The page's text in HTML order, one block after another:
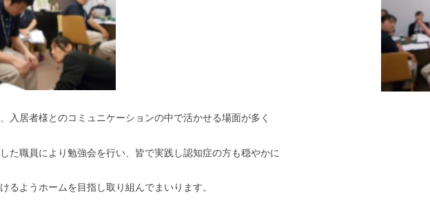
入居者様とのコミュニケーションの中で活かせる場面が多く
た職員により勉強会を行い、皆で実践し認知症の方も穏やかに
るようホームを目指し取り組んでまいります。